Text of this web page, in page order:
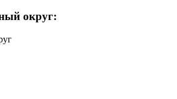
округ: